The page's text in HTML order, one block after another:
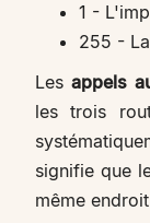
1 -
255 -
Lesappels
les trois
signifie que
même